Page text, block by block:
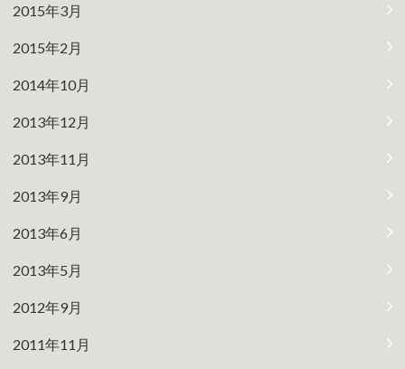
2015年3月
2015年2月
2014年10月
2013年12月
2013年11月
2013年9月
2013年6月
2013年5月
2012年9月
2011年11月